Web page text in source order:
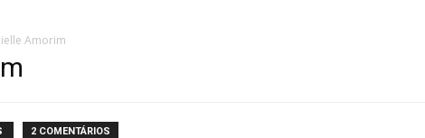
Amorim
2 COMENTÁRIOS